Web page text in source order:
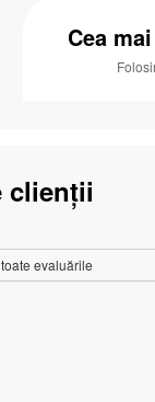
Cea
clienții
evaluările